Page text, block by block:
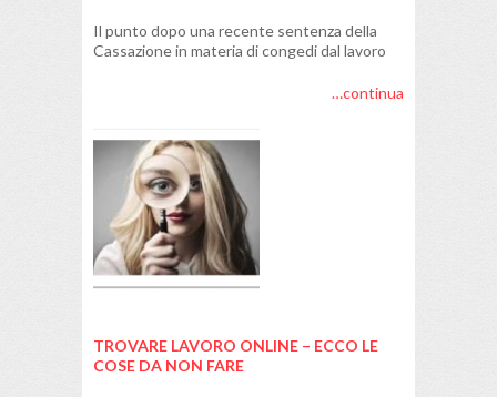
Il punto dopo una recente sentenza della
Cassazione in materia di congedi dal lavoro
…continua
TROVARE LAVORO ONLINE – ECCO LE
COSE DA NON FARE